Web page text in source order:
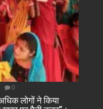
0
लोगों ने किया